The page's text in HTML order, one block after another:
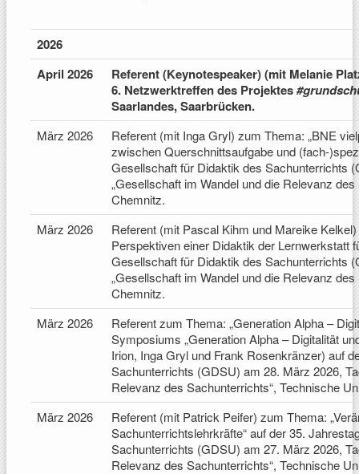
2026
April 2026
Referent (Keynotespeaker) (mit Melanie
6. Netzwerktreffen des Projektes
Saarlandes, Saarbrücken.
März 2026 Referent (mit Inga Gryl) zum Thema: „BNE
zwischen Querschnittsaufgabe und (fach-
Gesellschaft für Didaktik des Sachunterrichts
„Gesellschaft im Wandel und die Relevanz
Chemnitz.
März 2026
Referent (mit Pascal Kihm und Mareike
Perspektiven einer Didaktik der Lernwerkstatt
Gesellschaft für Didaktik des Sachunterrichts
„Gesellschaft im Wandel und die Relevanz
Chemnitz.
März 2026
Referent zum Thema: „Generation Alpha –
Symposiums „Generation Alpha – Digitalität
Irion, Inga Gryl und Frank Rosenkränzer) auf
Sachunterrichts (GDSU) am 28. März 2026,
Relevanz des Sachunterrichts“, Technische
März 2026
Referent (mit Patrick Peifer) zum Thema: „
Sachunterrichtslehrkräfte“ auf der 35.
Sachunterrichts (GDSU) am 27. März 2026,
Relevanz des Sachunterrichts“, Technische